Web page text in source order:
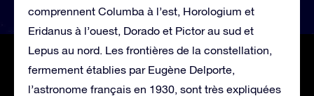
comprennent Columba à l’est, Horologium et
Eridanus à l’ouest, Dorado et Pictor au sud et
Lepus au nord. Les frontières de la constellation,
fermement établies par Eugène Delporte,
l’astronome français en 1930, sont très expliquées